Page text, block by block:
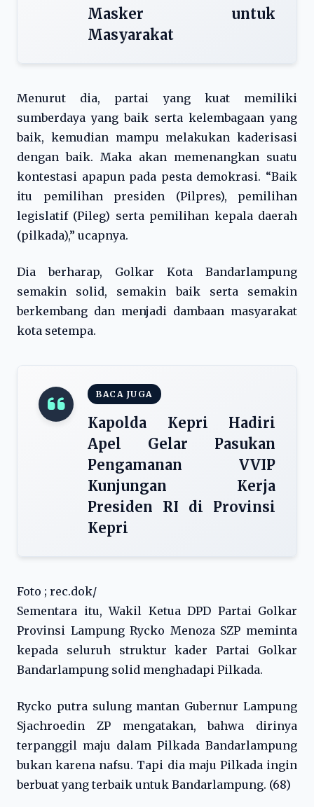
Masker untuk
Masyarakat
Menurut dia, partai yang kuat memiliki
sumberdaya yang baik serta kelembagaan yang
baik, kemudian mampu melakukan kaderisasi
dengan baik. Maka akan memenangkan suatu
kontestasi apapun pada pesta demokrasi. “Baik
itu pemilihan presiden (Pilpres), pemilihan
legislatif (Pileg) serta pemilihan kepala daerah
(pilkada),” ucapnya.
Dia berharap, Golkar Kota Bandarlampung
semakin solid, semakin baik serta semakin
berkembang dan menjadi dambaan masyarakat
kota setempa.
BACA JUGA
Kapolda Kepri Hadiri
Apel Gelar Pasukan
Pengamanan VVIP
Kunjungan Kerja
Presiden RI di Provinsi
Kepri
Foto ; rec.dok/
Sementara itu, Wakil Ketua DPD Partai Golkar
Provinsi Lampung Rycko Menoza SZP meminta
kepada seluruh struktur kader Partai Golkar
Bandarlampung solid menghadapi Pilkada.
Rycko putra sulung mantan Gubernur Lampung
Sjachroedin ZP mengatakan, bahwa dirinya
terpanggil maju dalam Pilkada Bandarlampung
bukan karena nafsu. Tapi dia maju Pilkada ingin
berbuat yang terbaik untuk Bandarlampung. (68)